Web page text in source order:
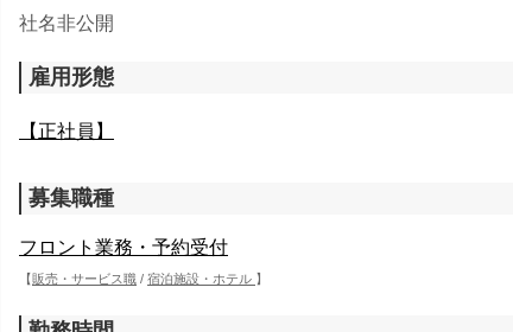
社名非公開
雇用形態
【正社員】
募集職種
フロント業務・予約受付
【販売・サービス職 / 宿泊施設・ホテル 】